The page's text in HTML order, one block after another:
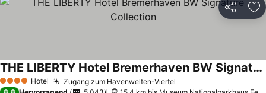
Teilen
4 Sterne Hotel Zugang zum Havenwelten-Viertel
THE LIBERTY Hotel Bremerhaven BW Signature Collection
Preise sehen